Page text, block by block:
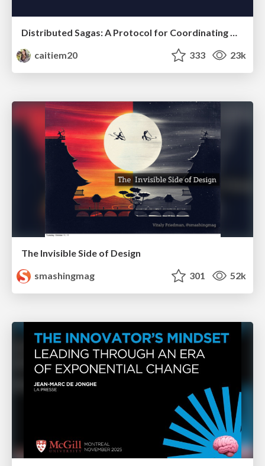
Distributed Sagas: A Protocol for Coordinating Microservices
caitiem20
333 23k
The Invisible Side of Design
smashingmag
301 52k